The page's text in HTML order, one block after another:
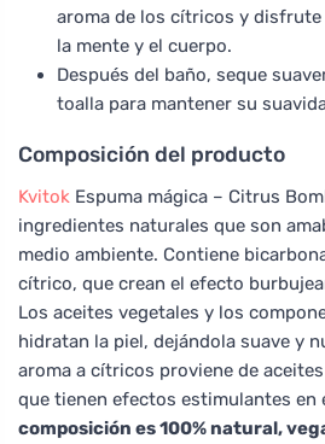
aroma de los cítricos y
la mente y el cuerpo.
Después del baño, seque
toalla para mantener su
Composición del producto
Kvitok Espuma mágica – Citrus
ingredientes naturales que son
medio ambiente. Contiene
cítrico, que crean el efecto
Los aceites vegetales y los
hidratan la piel, dejándola suave y
aroma a cítricos proviene de
que tienen efectos estimulantes en
composición es 100% natural,